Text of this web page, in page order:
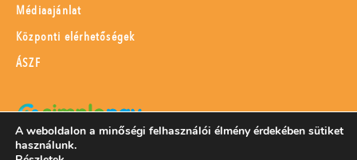
Médiaajánlat
Központi elérhetőségek
ÁSZF
SimplePay adattovábbítási nyilatkozat
A weboldalon a minőségi felhasználói élmény érdekében sütiket
használunk.